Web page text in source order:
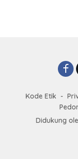
Kode Etik
Didukung